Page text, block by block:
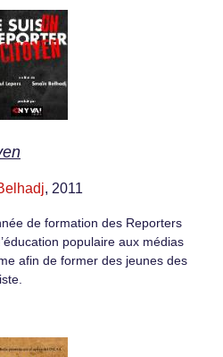
, 2011
de formation des Reporters
populaire aux médias
afin de former des jeunes des